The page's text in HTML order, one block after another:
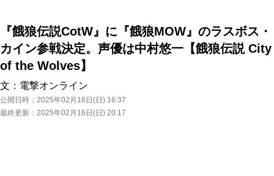
『餓狼伝説CotW』に『餓狼MOW』のラスボス・
カイン参戦決定。声優は中村悠一【餓狼伝説 City
of the Wolves】
文： 電撃オンライン
公開日時： 2025年02月16日(日) 16:37
最終更新： 2025年02月16日(日) 20:17